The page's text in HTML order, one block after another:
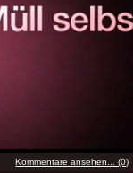
Kommentare ansehen... (0)